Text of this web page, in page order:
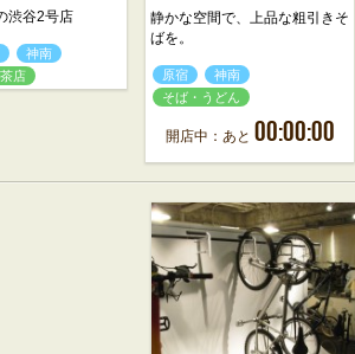
渋谷2号店
神南
店
静かな空間で、上品な粗引きそ
ばを。
原宿
神南
そば・うどん
開店中：あと 00:00:00